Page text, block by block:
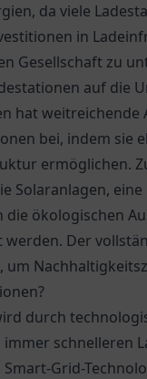
da viele
in
Gesellschaft zu
auf die
hat
bei, indem
ermöglichen.
Solaranlagen,
die ökologischen
Der
durch
schnelleren
Grid-